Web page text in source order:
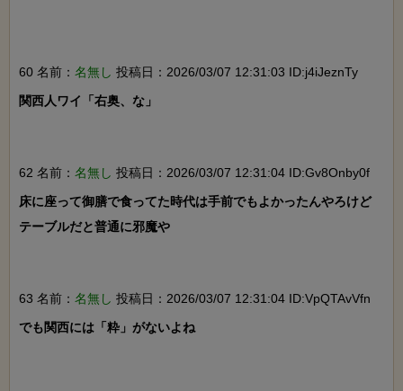
60 名前： 名無し 投稿日：2026/03/07 12:31:03 ID:j4iJeznTy
関西人ワイ「右奥、な」
62 名前： 名無し 投稿日：2026/03/07 12:31:04 ID:Gv8Onby0f
床に座って御膳で食ってた時代は手前でもよかったんやろけど
テーブルだと普通に邪魔や
63 名前： 名無し 投稿日：2026/03/07 12:31:04 ID:VpQTAvVfn
でも関西には「粋」がないよね